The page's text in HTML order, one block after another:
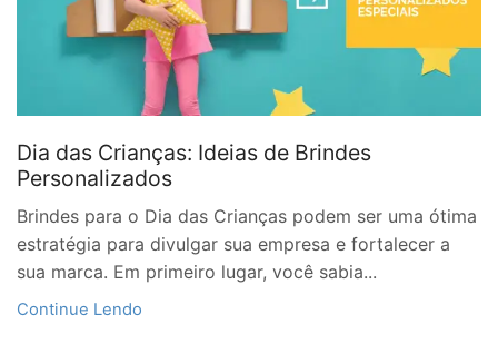
Dia das Crianças: Ideias de Brindes
Personalizados
Brindes para o Dia das Crianças podem ser uma ótima
estratégia para divulgar sua empresa e fortalecer a
sua marca. Em primeiro lugar, você sabia...
Continue Lendo